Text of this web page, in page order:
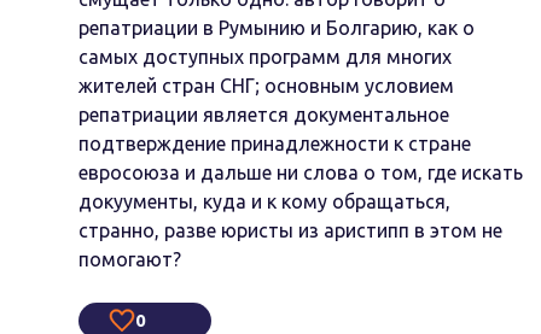
репатриации в Румынию и Болгарию, как о
самых доступных программ для многих
жителей стран СНГ; основным условием
репатриации является документальное
подтверждение принадлежности к стране
евросоюза и дальше ни слова о том, где искать
докуументы, куда и к кому обращаться,
странно, разве юристы из аристипп в этом не
помогают?
0